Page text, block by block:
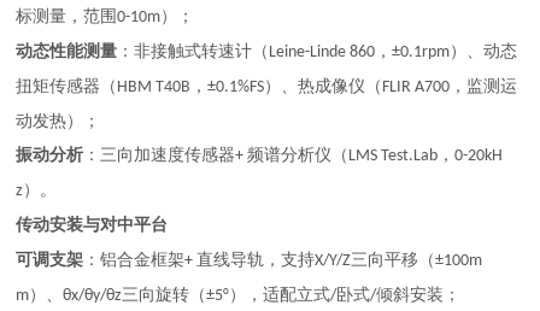
标测量，范围0-10m）；
动态性能测量 ：非接触式转速计（ Leine-Linde 860 ，±0.1rpm）、动态
扭矩传感器（ HBM T40B ，±0.1%FS）、热成像仪（ FLIR A700 ，监测运
动发热）；
振动分析 ：三向加速度传感器+频谱分析仪（ LMS Test.Lab ，0-20kH
z ）。
传动安装与对中平台
可调支架 ：铝合金框架+ 直线导轨，支持X/Y/Z三向平移（±100m
m）、θx/θy/θz三向旋转（±5°），适配立式/卧式/倾斜安装；